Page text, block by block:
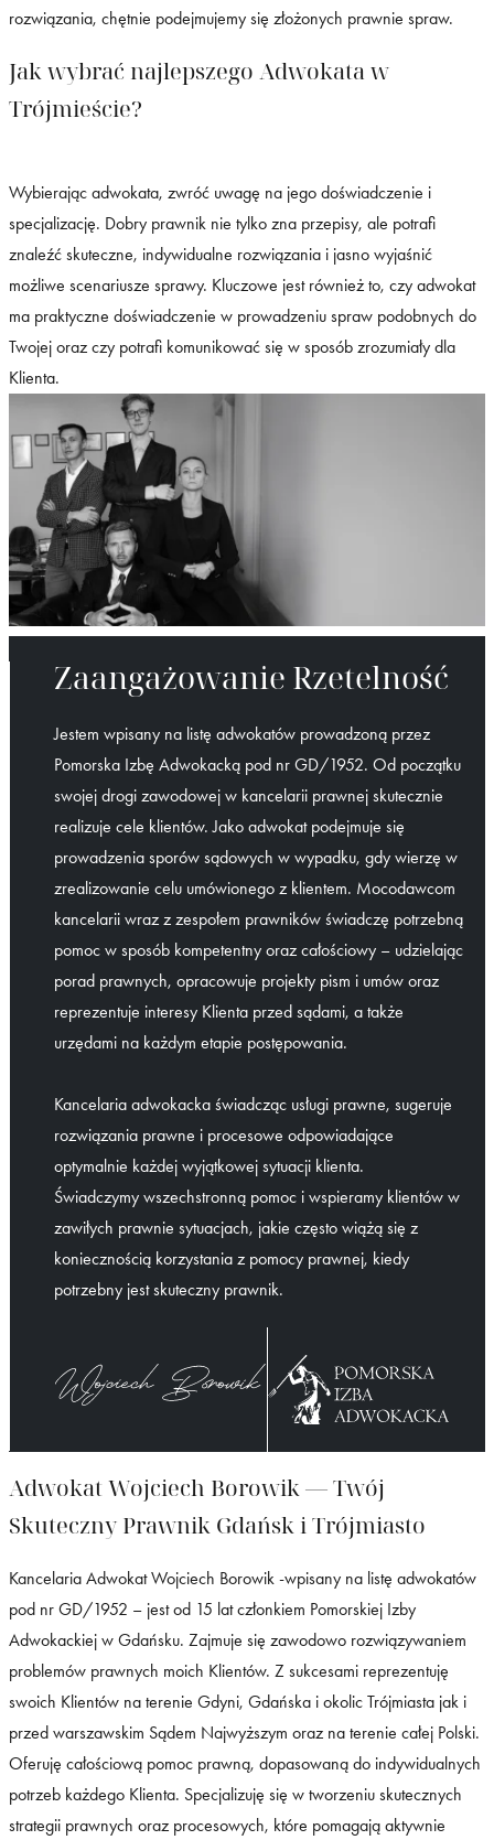
rozwiązania, chętnie podejmujemy się złożonych prawnie spraw.
Jak wybrać najlepszego Adwokata w
Trójmieście?
Wybierając adwokata, zwróć uwagę na jego doświadczenie i
specjalizację. Dobry prawnik nie tylko zna przepisy, ale potrafi
znaleźć skuteczne, indywidualne rozwiązania i jasno wyjaśnić
możliwe scenariusze sprawy. Kluczowe jest również to, czy adwokat
ma praktyczne doświadczenie w prowadzeniu spraw podobnych do
Twojej oraz czy potrafi komunikować się w sposób zrozumiały dla
Klienta.
Zaangażowanie Rzetelność
Jestem wpisany na listę adwokatów prowadzoną przez
Pomorska Izbę Adwokacką pod nr GD/1952. Od początku
swojej drogi zawodowej w kancelarii prawnej skutecznie
realizuje cele klientów. Jako adwokat podejmuje się
prowadzenia sporów sądowych w wypadku, gdy wierzę w
zrealizowanie celu umówionego z klientem. Mocodawcom
kancelarii wraz z zespołem prawników świadczę potrzebną
pomoc w sposób kompetentny oraz całościowy – udzielając
porad prawnych, opracowuje projekty pism i umów oraz
reprezentuje interesy Klienta przed sądami, a także
urzędami na każdym etapie postępowania.
Kancelaria adwokacka świadcząc usługi prawne, sugeruje
rozwiązania prawne i procesowe odpowiadające
optymalnie każdej wyjątkowej sytuacji klienta.
Świadczymy wszechstronną pomoc i wspieramy klientów w
zawiłych prawnie sytuacjach, jakie często wiążą się z
koniecznością korzystania z pomocy prawnej, kiedy
potrzebny jest skuteczny prawnik.
Adwokat Wojciech Borowik — Twój
Skuteczny Prawnik Gdańsk i Trójmiasto
Kancelaria Adwokat Wojciech Borowik -wpisany na listę adwokatów
pod nr GD/1952 – jest od 15 lat członkiem Pomorskiej Izby
Adwokackiej w Gdańsku. Zajmuje się zawodowo rozwiązywaniem
problemów prawnych moich Klientów. Z sukcesami reprezentuję
swoich Klientów na terenie Gdyni, Gdańska i okolic Trójmiasta jak i
przed warszawskim Sądem Najwyższym oraz na terenie całej Polski.
Oferuję całościową pomoc prawną, dopasowaną do indywidualnych
potrzeb każdego Klienta. Specjalizuję się w tworzeniu skutecznych
strategii prawnych oraz procesowych, które pomagają aktywnie